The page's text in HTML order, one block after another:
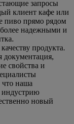
запросы
клиент кафе или
пиво прямо рядом
надежными и
продукта.
документация,
свойства и
наша
индустрию
новый